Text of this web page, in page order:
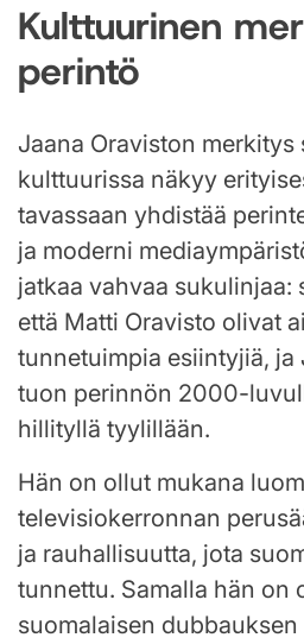
Kulttuurinen
perintö
Jaana Oraviston merkitys
kulttuurissa näkyy
tavassaan yhdistää
ja moderni
jatkaa vahvaa sukulinjaa:
että Matti Oravisto olivat
tunnetuimpia esiintyjiä, ja
tuon perinnön 2000-
hillityllä tyylillään.
Hän on ollut mukana
televisiokerronnan
ja rauhallisuutta, jota
tunnettu. Samalla hän on
suomalaisen